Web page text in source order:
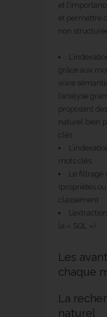
et
et permettre
non
grâce aux
voire
l’analyse
proposant
naturel bien
clés
mots clés
Le filtrage
(propriétés
classement
la « SQL »)
Les
chaque
La
naturel